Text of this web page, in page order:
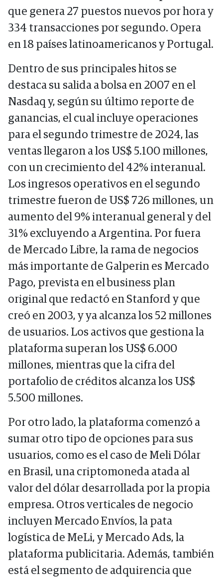
que genera 27 puestos nuevos por hora y
334 transacciones por segundo. Opera
en 18 países latinoamericanos y Portugal.
Dentro de sus principales hitos se
destaca su salida a bolsa en 2007 en el
Nasdaq y, según su último reporte de
ganancias, el cual incluye operaciones
para el segundo trimestre de 2024, las
ventas llegaron a los US$ 5.100 millones,
con un crecimiento del 42% interanual.
Los ingresos operativos en el segundo
trimestre fueron de US$ 726 millones, un
aumento del 9% interanual general y del
31% excluyendo a Argentina. Por fuera
de Mercado Libre, la rama de negocios
más importante de Galperin es Mercado
Pago, prevista en el business plan
original que redactó en Stanford y que
creó en 2003, y ya alcanza los 52 millones
de usuarios. Los activos que gestiona la
plataforma superan los US$ 6.000
millones, mientras que la cifra del
portafolio de créditos alcanza los US$
5.500 millones.
Por otro lado, la plataforma comenzó a
sumar otro tipo de opciones para sus
usuarios, como es el caso de Meli Dólar
en Brasil, una criptomoneda atada al
valor del dólar desarrollada por la propia
empresa. Otros verticales de negocio
incluyen Mercado Envíos, la pata
logística de MeLi, y Mercado Ads, la
plataforma publicitaria. Además, también
está el segmento de adquirencia que